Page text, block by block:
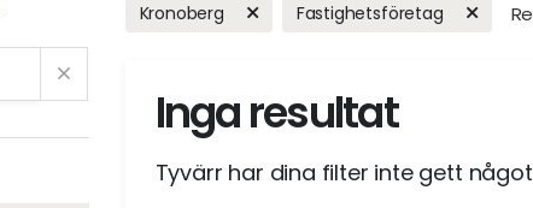
Kronoberg Fastighetsföretag
Inga resultat
Tyvärr har dina filter inte gett